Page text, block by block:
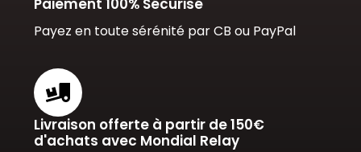
Paiement 100% Sécurisé
Payez en toute sérénité par CB ou PayPal
Livraison offerte à partir de 150€
d'achats avec Mondial Relay